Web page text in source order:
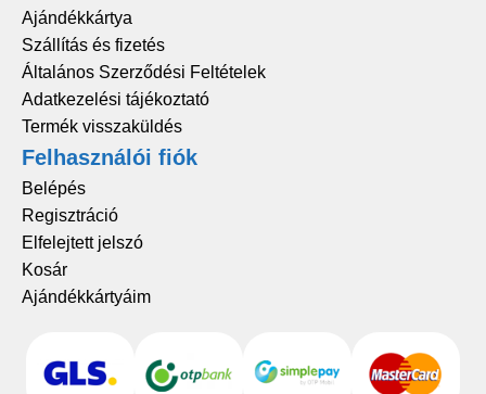
Ajándékkártya
Szállítás és fizetés
Általános Szerződési Feltételek
Adatkezelési tájékoztató
Termék visszaküldés
Felhasználói fiók
Belépés
Regisztráció
Elfelejtett jelszó
Kosár
Ajándékkártyáim